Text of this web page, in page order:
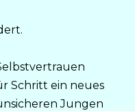
Schritt ein neues
Jungen